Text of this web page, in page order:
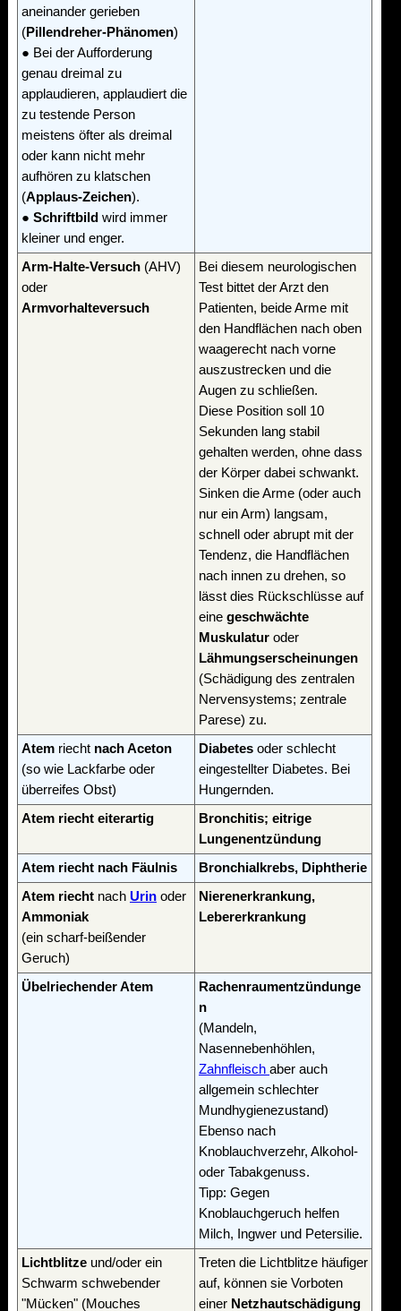
aneinander gerieben
(Pillendreher-Phänomen)
● Bei der Aufforderung
genau dreimal zu
applaudieren, applaudiert die
zu testende Person
meistens öfter als dreimal
oder kann nicht mehr
aufhören zu klatschen
(Applaus-Zeichen).
● Schriftbild wird immer
kleiner und enger.
Arm-Halte-Versuch (AHV)
oder
Armvorhalteversuch
Bei diesem neurologischen
Test bittet der Arzt den
Patienten, beide Arme mit
den Handflächen nach oben
waagerecht nach vorne
auszustrecken und die
Augen zu schließen.
Diese Position soll 10
Sekunden lang stabil
gehalten werden, ohne dass
der Körper dabei schwankt.
Sinken die Arme (oder auch
nur ein Arm) langsam,
schnell oder abrupt mit der
Tendenz, die Handflächen
nach innen zu drehen, so
lässt dies Rückschlüsse auf
eine geschwächte
Muskulatur oder
Lähmungserscheinungen
(Schädigung des zentralen
Nervensystems; zentrale
Parese) zu.
Atem riecht nach Aceton
(so wie Lackfarbe oder
überreifes Obst)
Diabetes oder schlecht
eingestellter Diabetes. Bei
Hungernden.
Atem riecht eiterartig
Bronchitis; eitrige
Lungenentzündung
Atem riecht nach Fäulnis
Bronchialkrebs, Diphtherie
Atem riecht nach Urin oder
Ammoniak
(ein scharf-beißender
Geruch)
Nierenerkrankung,
Lebererkrankung
Übelriechender Atem
Rachenraumentzündunge
n
(Mandeln,
Nasennebenhöhlen,
Zahnfleisch aber auch
allgemein schlechter
Mundhygienezustand)
Ebenso nach
Knoblauchverzehr, Alkohol-
oder Tabakgenuss.
Tipp: Gegen
Knoblauchgeruch helfen
Milch, Ingwer und Petersilie.
Lichtblitze und/oder ein
Schwarm schwebender
"Mücken" (Mouches
Treten die Lichtblitze häufiger
auf, können sie Vorboten
einer Netzhautschädigung